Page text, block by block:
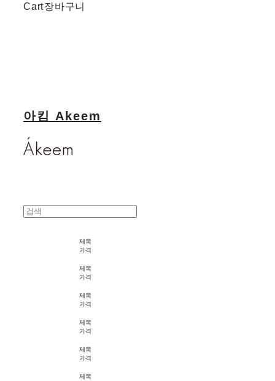
Cart장바구니
아킴 Akeem
제목
가격
제목
가격
제목
가격
제목
가격
제목
가격
제목